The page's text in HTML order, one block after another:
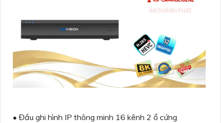
• Đầu ghi hình IP thông minh 16 kênh 2 ổ cứng